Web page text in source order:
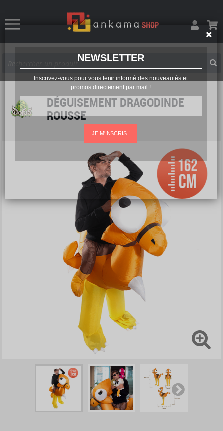
NEWSLETTER
Inscrivez-vous pour vous tenir informé des nouveautés et
promos directement par mail !
JE M'INSCRIS !
DÉGUISEMENT DRAGODINDE
ROUSSE